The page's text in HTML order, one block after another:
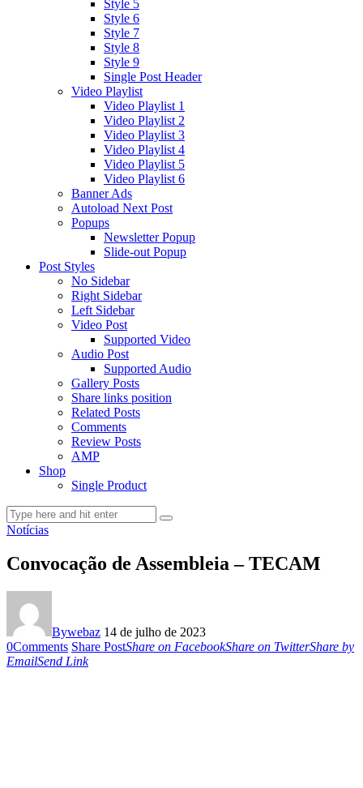
Style 5
Style 6
Style 7
Style 8
Style 9
Single Post Header
Video Playlist
Video Playlist 1
Video Playlist 2
Video Playlist 3
Video Playlist 4
Video Playlist 5
Video Playlist 6
Banner Ads
Autoload Next Post
Popups
Newsletter Popup
Slide-out Popup
Post Styles
No Sidebar
Right Sidebar
Left Sidebar
Video Post
Supported Video
Audio Post
Supported Audio
Gallery Posts
Share links position
Related Posts
Comments
Review Posts
AMP
Shop
Single Product
Notícias
Convocação de Assembleia – TECAM
Bywebaz 14 de julho de 2023
0Comments Share PostShare on FacebookShare on TwitterShare by
EmailSend Link